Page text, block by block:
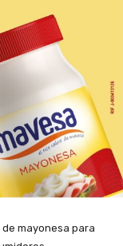
mayonesa para